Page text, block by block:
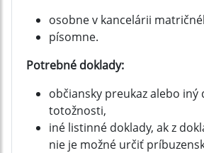
osobne v kancelárii
písomne.
Potrebné doklady:
občiansky preukaz alebo iný
totožnosti,
iné listinné doklady, ak z
nie je možné určiť